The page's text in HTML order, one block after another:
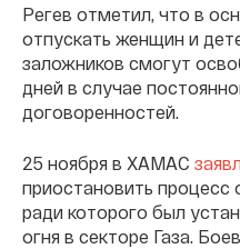
Регев отметил, что в
отпускать женщин и
заложников смогут
дней в случае
договоренностей.
25 ноября в ХАМАС
приостановить процесс
ради которого был
огня в секторе Газа.